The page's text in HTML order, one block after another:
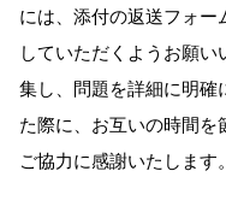
には、添付の返送フォ
していただくようお願
集し、問題を詳細に明確
た際に、お互いの時間を
ご協力に感謝いたします。